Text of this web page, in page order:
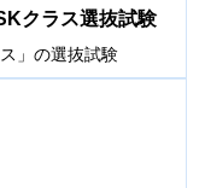
クラス選抜試験
」の選抜試験